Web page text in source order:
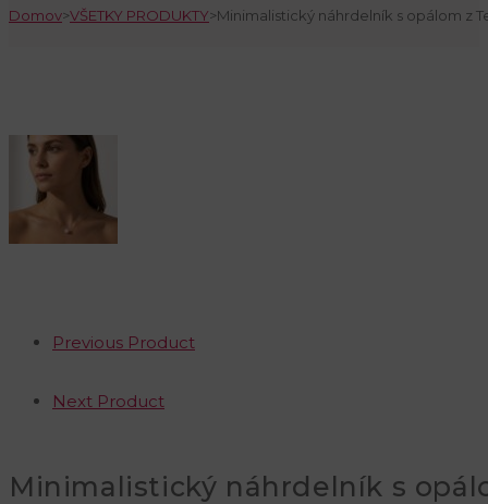
Domov>VŠETKY PRODUKTY>Minimalistický náhrdelník s opálom z
Previous Product
Next Product
Minimalistický náhrdelník s